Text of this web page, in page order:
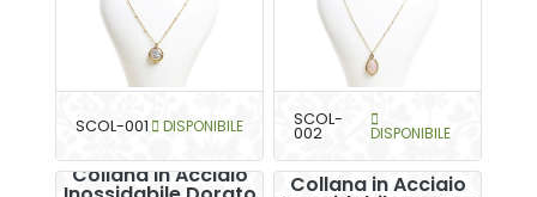
SCOL-001 DISPONIBILE SCOL-
002 DISPONIBILE
Collana in Acciaio Collana in Acciaio